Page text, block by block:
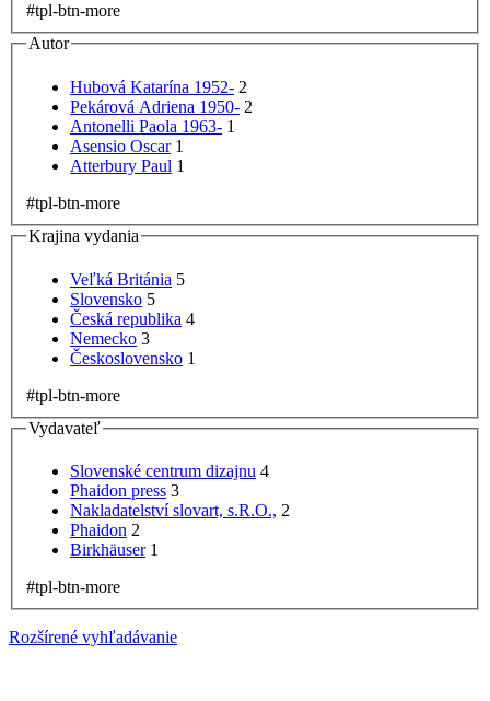
#tpl-btn-more
Autor
Hubová Katarína 1952- 2
Pekárová Adriena 1950- 2
Antonelli Paola 1963- 1
Asensio Oscar 1
Atterbury Paul 1
#tpl-btn-more
Krajina vydania
Veľká Británia 5
Slovensko 5
Česká republika 4
Nemecko 3
Československo 1
#tpl-btn-more
Vydavateľ
Slovenské centrum dizajnu 4
Phaidon press 3
Nakladatelství slovart, s.R.O., 2
Phaidon 2
Birkhäuser 1
#tpl-btn-more
Rozšírené vyhľadávanie